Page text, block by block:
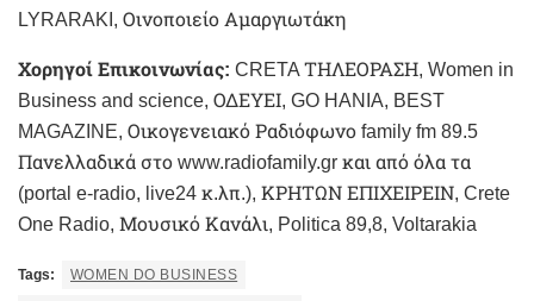
LYRARAKI, Οινοποιείο Αμαργιωτάκη
Χορηγοί Επικοινωνίας: CRETA ΤΗΛΕΟΡΑΣΗ, Women in
Business and science, ΟΔΕΥΕΙ, GO HANIA, BEST
MAGAZINE, Οικογενειακό Ραδιόφωνο family fm 89.5
Πανελλαδικά στο www.radiofamily.gr και από όλα τα
(portal e-radio, live24 κ.λπ.), ΚΡΗΤΩΝ ΕΠΙΧΕΙΡΕΙΝ, Crete
One Radio, Μουσικό Κανάλι, Politica 89,8, Voltarakia
Tags: WOMEN DO BUSINESS